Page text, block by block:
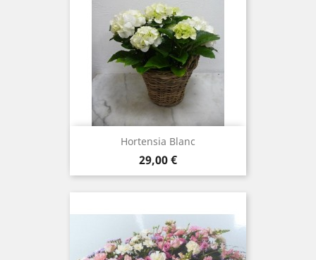
Hortensia Blanc
Prix
29,00 €